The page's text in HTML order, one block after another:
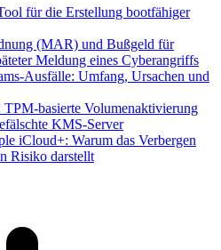
für die Erstellung bootfähiger
(MAR) und Bußgeld für
Meldung eines Cyberangriffs
Ausfälle: Umfang, Ursachen und
basierte Volumenaktivierung
KMS-Server
iCloud+: Warum das Verbergen
Risiko darstellt